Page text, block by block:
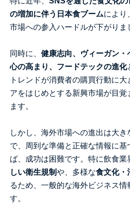
の増加に伴う日本食ブームにより
市場への参入ハードルが下がりま
同時に、 健康志向、ヴィーガン・
心の高まり、フードテックの進化
トレンドが消費者の購買行動に
アをはじめとする新興市場が目
ます。
しかし、海外市場への進出は大
で、周到な準備と正確な情報に
ば、成功は困難です。特に飲食業
しい衛生規制や、多様な食文化・
るため、一般的な海外ビジネス
す。